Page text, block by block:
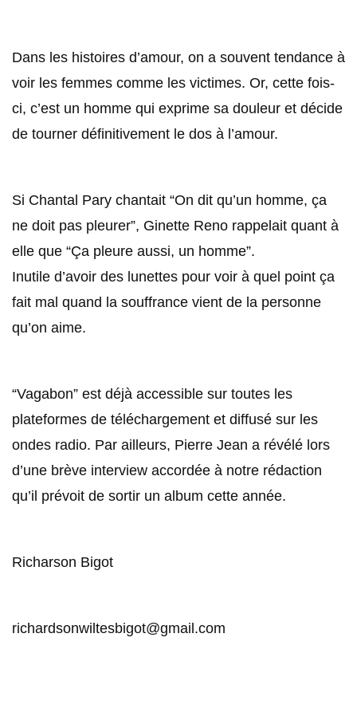
Dans les histoires d’amour, on a souvent tendance à
voir les femmes comme les victimes. Or, cette fois-
ci, c’est un homme qui exprime sa douleur et décide
de tourner définitivement le dos à l’amour.
Si Chantal Pary chantait “On dit qu’un homme, ça
ne doit pas pleurer”, Ginette Reno rappelait quant à
elle que “Ça pleure aussi, un homme”.
Inutile d’avoir des lunettes pour voir à quel point ça
fait mal quand la souffrance vient de la personne
qu’on aime.
“Vagabon” est déjà accessible sur toutes les
plateformes de téléchargement et diffusé sur les
ondes radio. Par ailleurs, Pierre Jean a révélé lors
d’une brève interview accordée à notre rédaction
qu’il prévoit de sortir un album cette année.
Richarson Bigot
richardsonwiltesbigot@gmail.com